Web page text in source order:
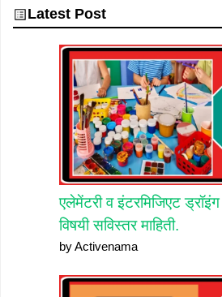
Latest Post
एलेमेंटरी व इंटरमिजिएट
विषयी सविस्तर माहिती.
by Activenama